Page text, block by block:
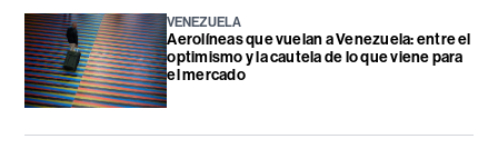
VENEZUELA
Aerolíneas que vuelan a Venezuela: entre el
optimismo y la cautela de lo que viene para
el mercado